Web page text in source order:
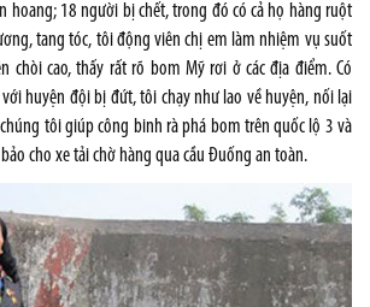
hoang; 18 người bị chết, trong đó có cả họ hàng ruột
tang tóc, tôi động viên chị em làm nhiệm vụ suốt
chòi cao, thấy rất rõ bom Mỹ rơi ở các địa điểm. Có
huyện đội bị đứt, tôi chạy như lao về huyện, nối lại
tôi giúp công binh rà phá bom trên quốc lộ 3 và
cho xe tải chờ hàng qua cầu Đuống an toàn.